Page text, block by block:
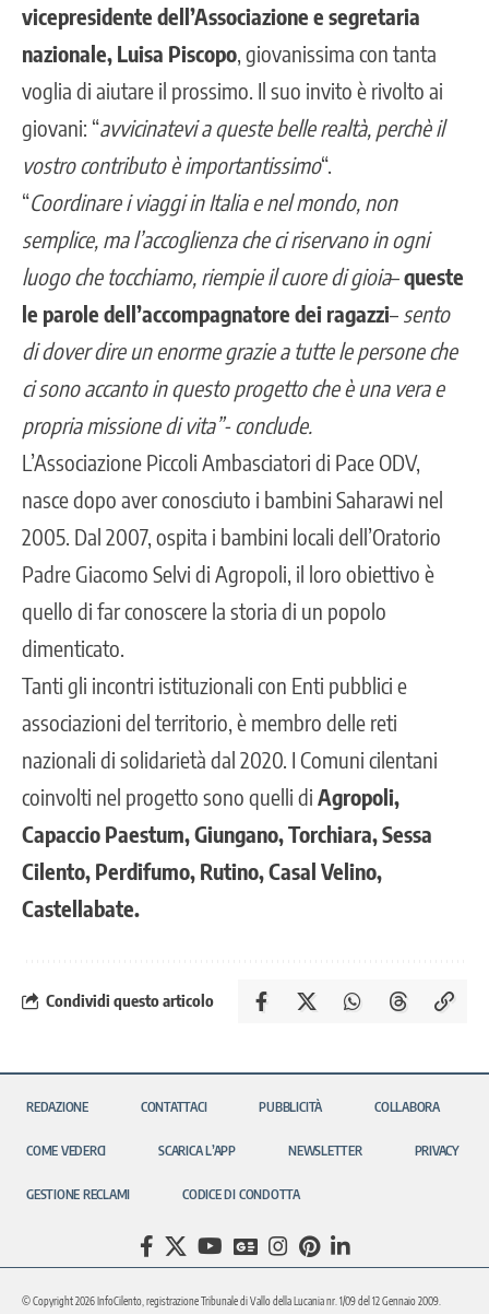
vicepresidente dell’Associazione e segretaria
nazionale, Luisa Piscopo , giovanissima con tanta
voglia di aiutare il prossimo. Il suo invito è rivolto ai
giovani: “avvicinatevi a queste belle realtà, perchè il
vostro contributo è importantissimo“.
“Coordinare i viaggi in Italia e nel mondo, non
semplice, ma l’accoglienza che ci riservano in ogni
luogo che tocchiamo, riempie il cuore di gioia–queste
le parole dell’accompagnatore dei ragazzi– sento
di dover dire un enorme grazie a tutte le persone che
ci sono accanto in questo progetto che è una vera e
propria missione di vita”- conclude.
L’Associazione Piccoli Ambasciatori di Pace ODV,
nasce dopo aver conosciuto i bambini Saharawi nel
2005. Dal 2007, ospita i bambini locali dell’Oratorio
Padre Giacomo Selvi di Agropoli, il loro obiettivo è
quello di far conoscere la storia di un popolo
dimenticato.
Tanti gli incontri istituzionali con Enti pubblici e
associazioni del territorio, è membro delle reti
nazionali di solidarietà dal 2020. I Comuni cilentani
coinvolti nel progetto sono quelli di Agropoli,
Capaccio Paestum, Giungano, Torchiara, Sessa
Cilento, Perdifumo, Rutino, Casal Velino,
Castellabate.
Condividi questo articolo
REDAZIONE CONTATTACI PUBBLICITÀ COLLABORA
COME VEDERCI SCARICA L’APP NEWSLETTER PRIVACY
GESTIONE RECLAMI CODICE DI CONDOTTA
© Copyright 2026 InfoCilento, registrazione Tribunale di Vallo della Lucania nr. 1/09 del 12 Gennaio 2009.